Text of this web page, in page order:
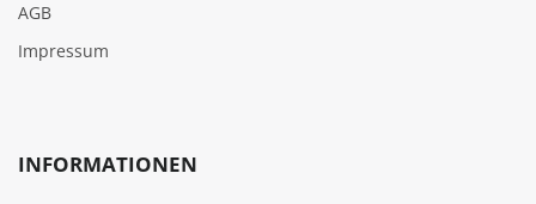
AGB
Impressum
INFORMATIONEN